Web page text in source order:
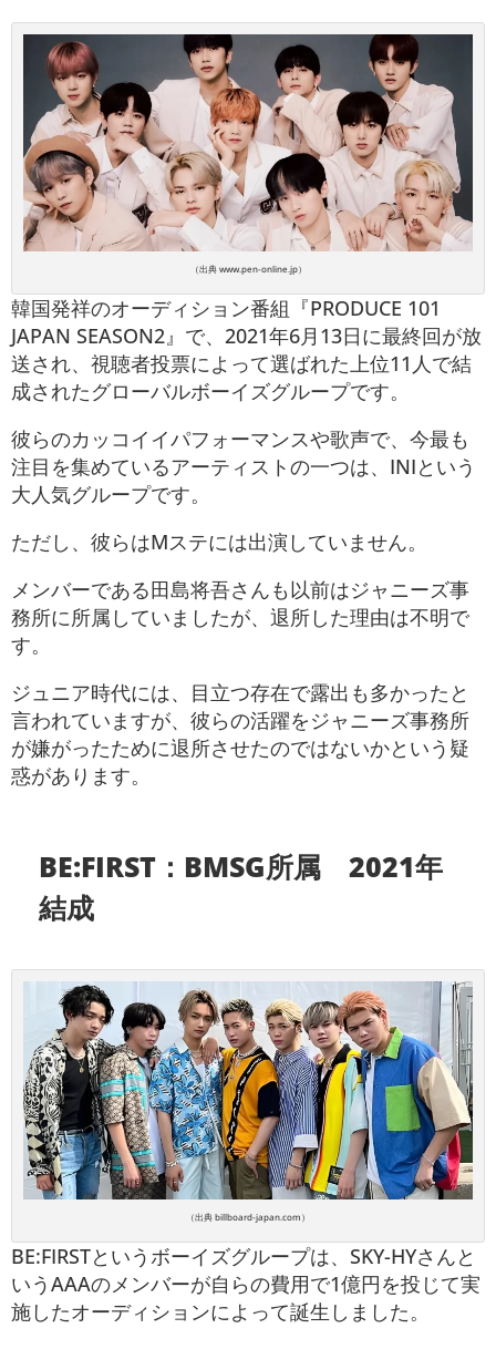
（出典 www.pen-online.jp）
韓国発祥のオーディション番組『PRODUCE 101
JAPAN SEASON2』で、2021年6月13日に最終回が放
送され、視聴者投票によって選ばれた上位11人で結
成されたグローバルボーイズグループです。
彼らのカッコイイパフォーマンスや歌声で、今最も
注目を集めているアーティストの一つは、INIという
大人気グループです。
ただし、彼らはMステには出演していません。
メンバーである田島将吾さんも以前はジャニーズ事
務所に所属していましたが、退所した理由は不明で
す。
ジュニア時代には、目立つ存在で露出も多かったと
言われていますが、彼らの活躍をジャニーズ事務所
が嫌がったために退所させたのではないかという疑
惑があります。
BE:FIRST：BMSG所属 2021年
結成
（出典 billboard-japan.com）
BE:FIRSTというボーイズグループは、SKY-HYさんと
いうAAAのメンバーが自らの費用で1億円を投じて実
施したオーディションによって誕生しました。